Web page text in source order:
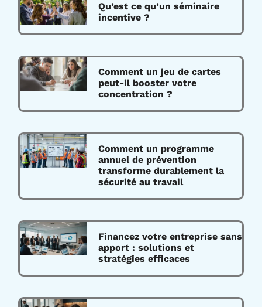
Qu’est ce qu’un séminaire
incentive ?
Comment un jeu de cartes
peut-il booster votre
concentration ?
Comment un programme
annuel de prévention
transforme durablement la
sécurité au travail
Financez votre entreprise sans
apport : solutions et
stratégies efficaces